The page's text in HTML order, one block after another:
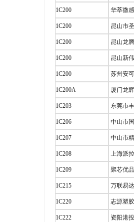
1C200 华萃微
1C200 昆山市
1C200 昆山龙
1C200 昆山新
1C200 苏州安
1C200A 厦门龙
1C203 东莞市
1C206 中山市
1C207 中山市
1C208 上海派
1C209 聚芯优
1C215 万联易
1C220 志源塑
1C222 资阳港